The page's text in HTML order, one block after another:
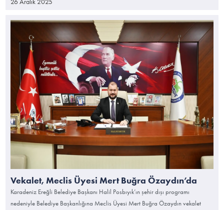
Vekalet, Meclis Üyesi Mert Buğra Özaydın’da
Karadeniz Ereğli Belediye Başkanı Halil Posbıyık’ın şehir dışı programı
nedeniyle Belediye Başkanlığına Meclis Üyesi Mert Buğra Özaydın vekalet